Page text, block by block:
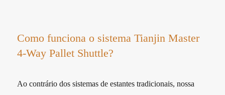
Como funciona o sistema Tianjin Master
4-Way Pallet Shuttle?
Ao contrário dos sistemas de estantes tradicionais, nossa